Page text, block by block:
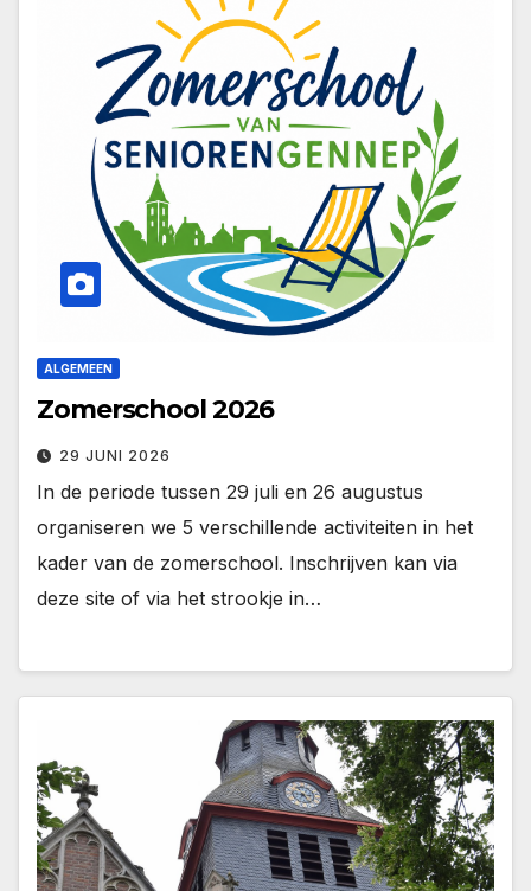
ALGEMEEN
Zomerschool 2026
29 JUNI 2026
In de periode tussen 29 juli en 26 augustus
organiseren we 5 verschillende activiteiten in het
kader van de zomerschool. Inschrijven kan via
deze site of via het strookje in…